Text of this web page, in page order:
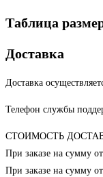
Таблица
Доставка
Доставка
Телефон службы
СТОИМОСТЬ
При заказе на сумму
При заказе на сумму